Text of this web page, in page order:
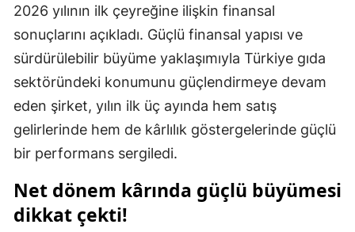
2026 yılının ilk çeyreğine ilişkin finansal
sonuçlarını açıkladı. Güçlü finansal yapısı ve
sürdürülebilir büyüme yaklaşımıyla Türkiye gıda
sektöründeki konumunu güçlendirmeye devam
eden şirket, yılın ilk üç ayında hem satış
gelirlerinde hem de kârlılık göstergelerinde güçlü
bir performans sergiledi.
Net dönem kârında güçlü büyümesi
dikkat çekti!